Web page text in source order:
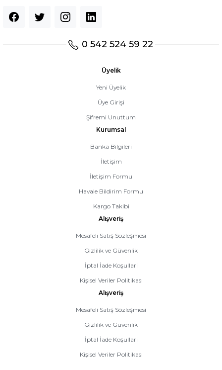
0 542 524 59 22
Üyelik
Yeni Üyelik
Üye Girişi
Şifremi Unuttum
Kurumsal
Banka Bilgileri
İletişim
İletişim Formu
Havale Bildirim Formu
Kargo Takibi
Alışveriş
Mesafeli Satış Sözleşmesi
Gizlilik ve Güvenlik
İptal İade Koşullari
Kişisel Veriler Politikası
Alışveriş
Mesafeli Satış Sözleşmesi
Gizlilik ve Güvenlik
İptal İade Koşullari
Kişisel Veriler Politikası